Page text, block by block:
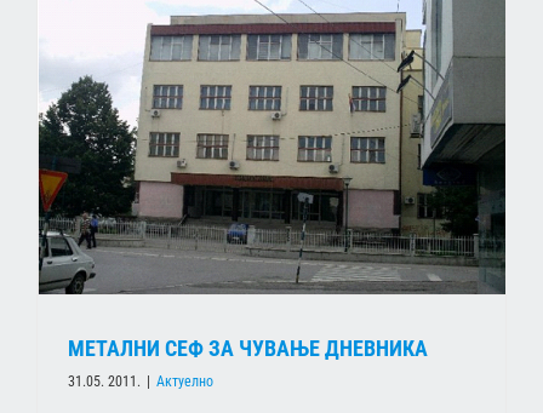
МЕТАЛНИ СЕФ ЗА ЧУВАЊЕ ДНЕВНИКА
31.05. 2011. Актуелно